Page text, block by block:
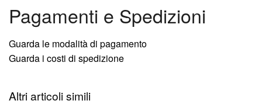
Pagamenti e Spedizioni
Guarda le modalità di pagamento
Guarda i costi di spedizione
Altri articoli simili